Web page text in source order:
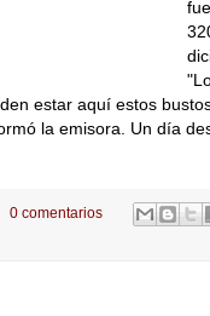
estar aquí estos
la emisora. Un día
0 comentarios